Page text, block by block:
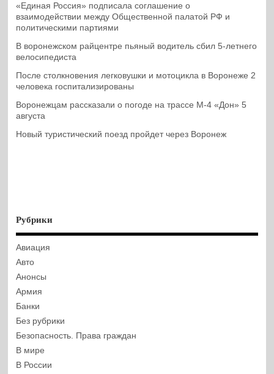
«Единая Россия» подписала соглашение о
взаимодействии между Общественной палатой РФ и
политическими партиями
В воронежском райцентре пьяный водитель сбил 5-летнего
велосипедиста
После столкновения легковушки и мотоцикла в Воронеже 2
человека госпитализированы
Воронежцам рассказали о погоде на трассе М-4 «Дон» 5
августа
Новый туристический поезд пройдет через Воронеж
Рубрики
Авиация
Авто
Анонсы
Армия
Банки
Без рубрики
Безопасность. Права граждан
В мире
В России